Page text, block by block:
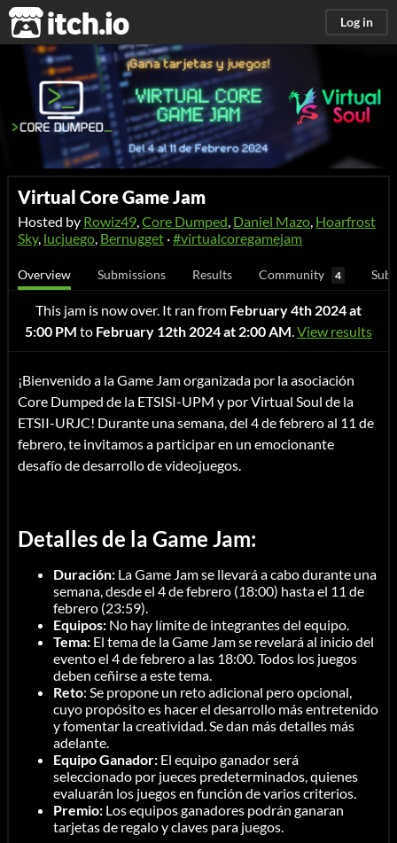
itch.io Log in
Virtual Core Game Jam
Hosted by Rowiz49,Core Dumped, Daniel Mazo, Hoarfrost
Sky, lucjuego, Bernugget ·#virtualcoregamejam
Overview Submissions Results Community 4
This jam is now over. It ran from February 4th 2024 at
5:00 PM to February 12th 2024 at 2:00 AM.View results
¡Bienvenido a la Game Jam organizada por la asociación
Core Dumped de la ETSISI-UPM y por Virtual Soul de la
ETSII-URJC! Durante una semana, del 4 de febrero al 11 de
febrero, te invitamos a participar en un emocionante
desafío de desarrollo de videojuegos.
Detalles de la Game Jam:
Duración: La Game Jam se llevará a cabo durante una
semana, desde el 4 de febrero (18:00) hasta el 11 de
febrero (23:59).
Equipos: No hay límite de integrantes del equipo.
Tema: El tema de la Game Jam se revelará al inicio del
evento el 4 de febrero a las 18:00. Todos los juegos
deben ceñirse a este tema.
Reto: Se propone un reto adicional pero opcional,
cuyo propósito es hacer el desarrollo más entretenido
y fomentar la creatividad. Se dan más detalles más
adelante.
Equipo Ganador: El equipo ganador será
seleccionado por jueces predeterminados, quienes
evaluarán los juegos en función de varios criterios.
Premio: Los equipos ganadores podrán ganaran
tarjetas de regalo y claves para juegos.